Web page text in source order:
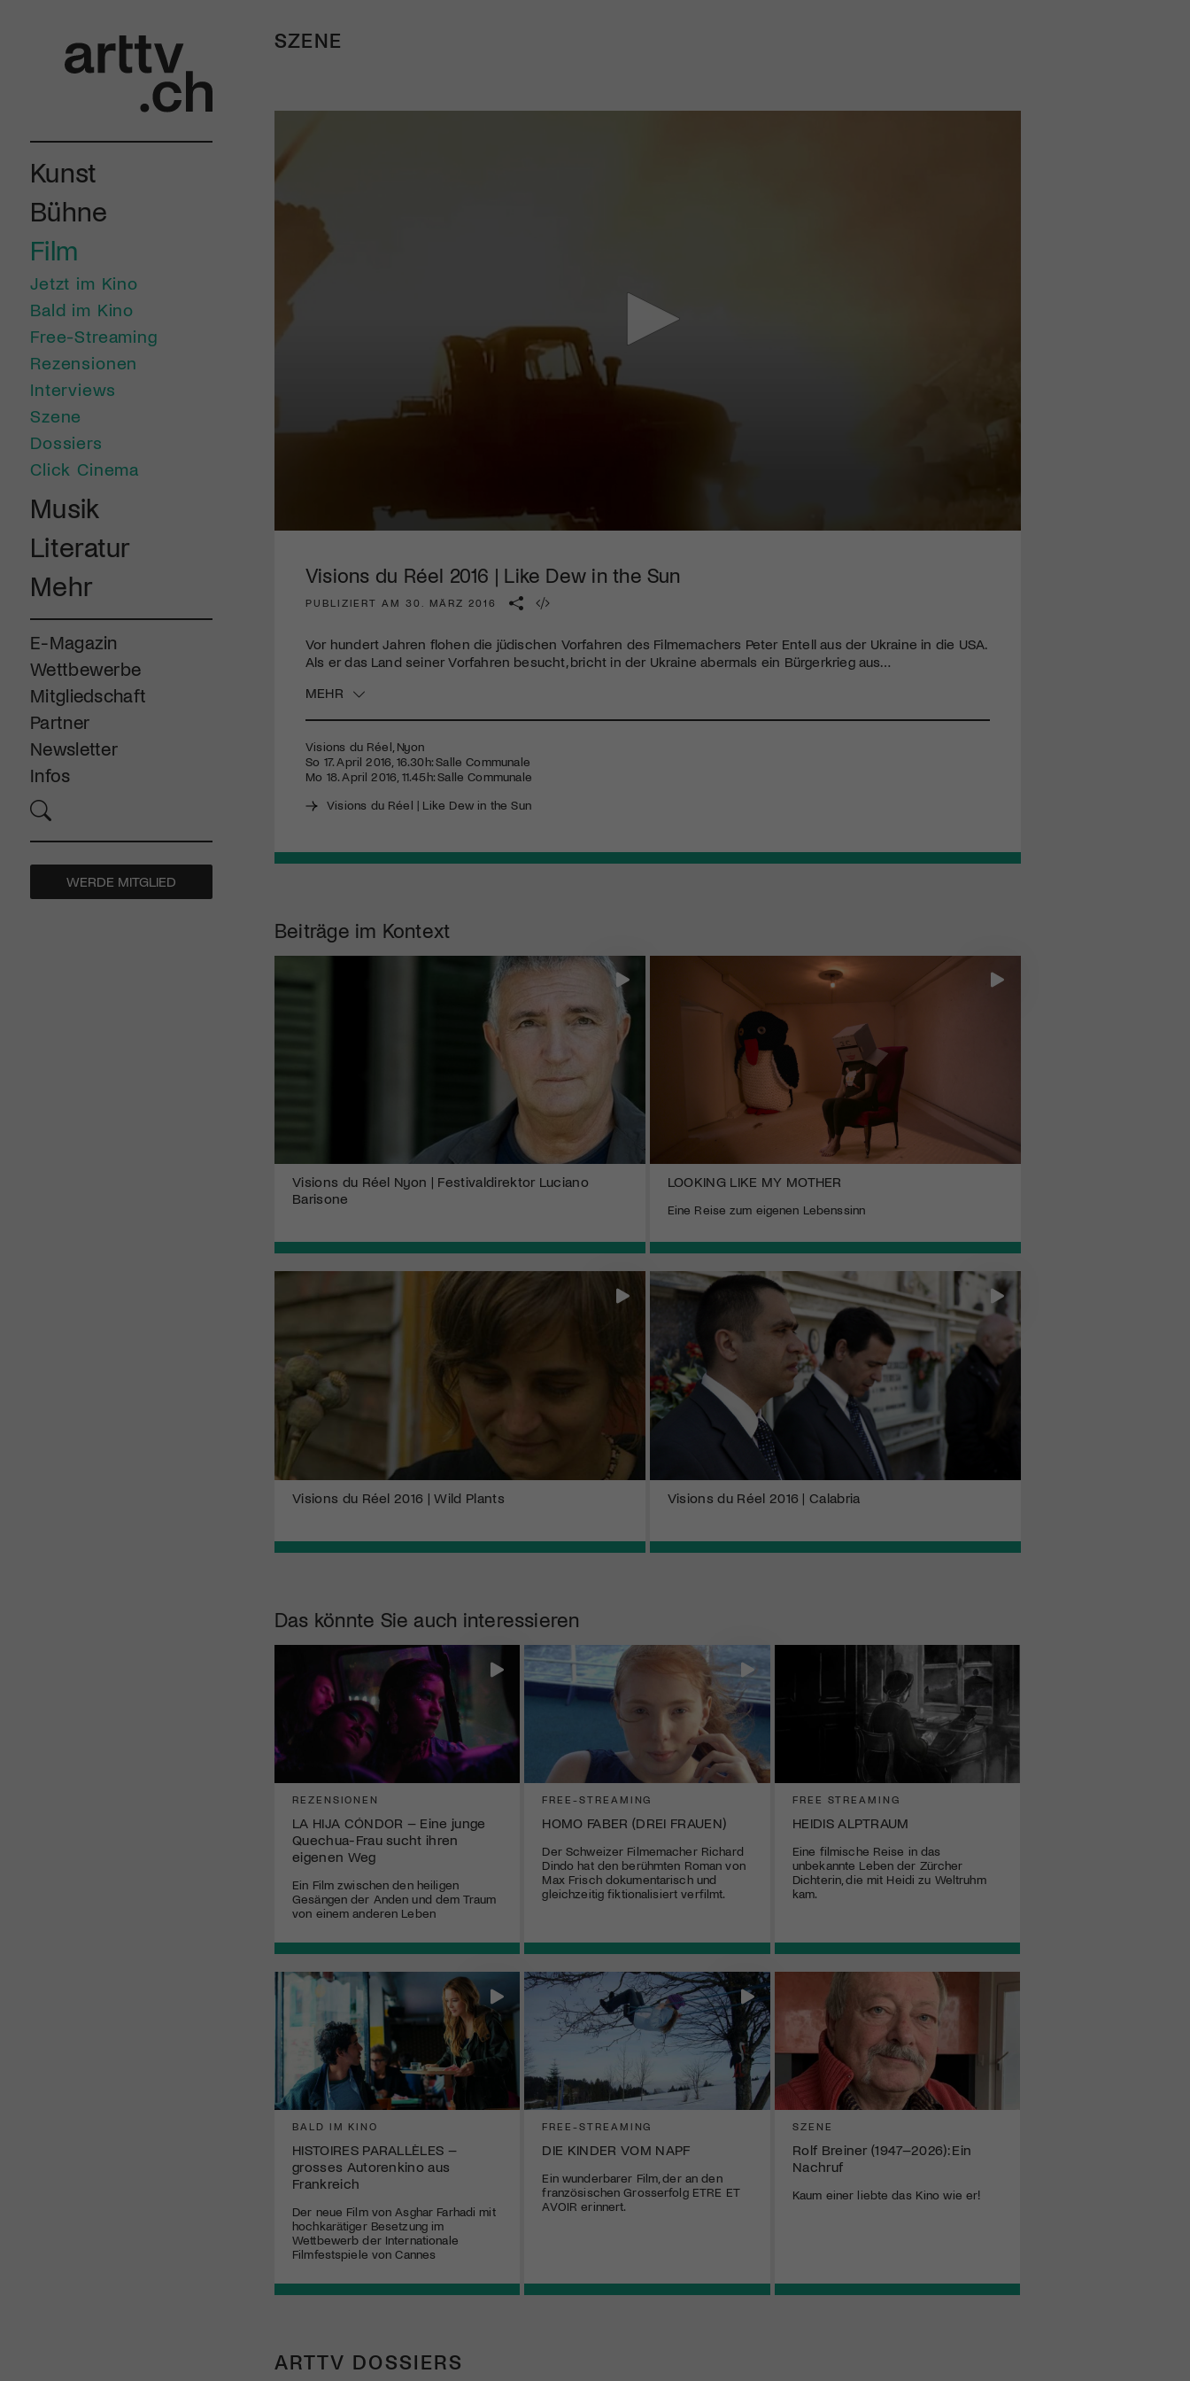
Kunst
Bühne
Film
Jetzt im Kino
Bald im Kino
Free-Streaming
Rezensionen
Interviews
Szene
Dossiers
Click Cinema
Musik
Literatur
Mehr
E-Magazin
Wettbewerbe
Mitgliedschaft
Partner
Newsletter
Infos
WERDE MITGLIED
SZENE
Visions du Réel 2016 | Like Dew in the Sun
PUBLIZIERT AM 30. MÄRZ 2016
Vor hundert Jahren flohen die jüdischen Vorfahren des Filmemachers Peter Entell aus der Ukraine in die USA.
Als er das Land seiner Vorfahren besucht, bricht in der Ukraine abermals ein Bürgerkrieg aus…
MEHR
Visions du Réel, Nyon
So 17. April 2016, 16.30h: Salle Communale
Mo 18. April 2016, 11.45h: Salle Communale
Visions du Réel | Like Dew in the Sun
Beiträge im Kontext
Visions du Réel Nyon | Festivaldirektor Luciano
Barisone
LOOKING LIKE MY MOTHER
Eine Reise zum eigenen Lebenssinn
Visions du Réel 2016 | Wild Plants Visions du Réel 2016 | Calabria
Das könnte Sie auch interessieren
REZENSIONEN
LA HIJA CÓNDOR – Eine junge
Quechua-Frau sucht ihren
eigenen Weg
Ein Film zwischen den heiligen
Gesängen der Anden und dem Traum
von einem anderen Leben
FREE-STREAMING
HOMO FABER (DREI FRAUEN)
Der Schweizer Filmemacher Richard
Dindo hat den berühmten Roman von
Max Frisch dokumentarisch und
gleichzeitig fiktionalisiert verfilmt.
FREE STREAMING
HEIDIS ALPTRAUM
Eine filmische Reise in das
unbekannte Leben der Zürcher
Dichterin, die mit Heidi zu Weltruhm
kam.
BALD IM KINO
HISTOIRES PARALLÈLES –
grosses Autorenkino aus
Frankreich
Der neue Film von Asghar Farhadi mit
hochkarätiger Besetzung im
Wettbewerb der Internationale
Filmfestspiele von Cannes
FREE-STREAMING
DIE KINDER VOM NAPF
Ein wunderbarer Film, der an den
französischen Grosserfolg ETRE ET
AVOIR erinnert.
SZENE
Rolf Breiner (1947–2026): Ein
Nachruf
Kaum einer liebte das Kino wie er!
ARTTV DOSSIERS
Mach mit: «Be Part of the Art»!
Engagiere dich als Kulturliebhaber:in, Kulturschaffende(r) oder
Kulturinstitution und unterstütze unsere Arbeit.